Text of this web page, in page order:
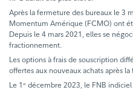
Après la fermeture des bureaux le 3
Momentum Amérique (FCMO) ont
Depuis le 4 mars 2021, elles se
fractionnement.
Les options à frais de souscription
offertes aux nouveaux achats après
Le 1 er décembre 2023, le FNB